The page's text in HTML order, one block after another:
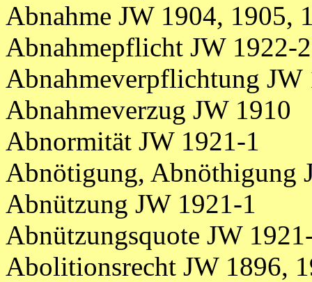
Abnahme JW 1904, 1905,
Abnahmepflicht JW 1922-2
Abnahmeverpflichtung JW
Abnahmeverzug JW 1910
Abnormität JW 1921-1
Abnötigung, Abnöthigung
Abnützung JW 1921-1
Abnützungsquote JW
Abolitionsrecht JW 1896,